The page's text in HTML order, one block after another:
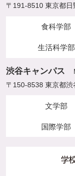
〒191-8510 東京都
食科学部
生活科学部
渋谷キャンパス
〒150-8538 東京都
文学部
国際学部